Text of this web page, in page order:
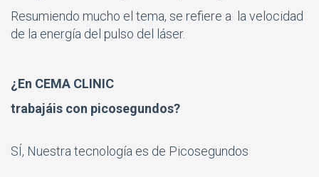
Resumiendo mucho el tema, se refiere a la velocidad
de la energía del pulso del láser.
¿En CEMA CLINIC
trabajáis con picosegundos?
SÍ, Nuestra tecnología es de Picosegundos